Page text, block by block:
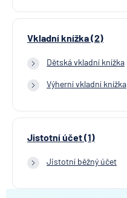
Vkladní knížka (2)
Dětská vkladní knížka
Výherní vkladní knížka
Jistotní účet (1)
Jistotní běžný účet